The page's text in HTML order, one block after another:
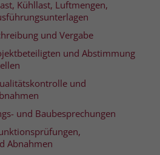
Kühllast, Luftmengen,
und Vergabe
und Abstimmung
und
und Baubesprechungen
Abnahmen
liebenau.de
Zustände des Benutzers bei
bei.
Ads
wird gesetzt, wenn ein
einen Klick auf eine Google
auf die Website gelangt.
Informationen darüber,